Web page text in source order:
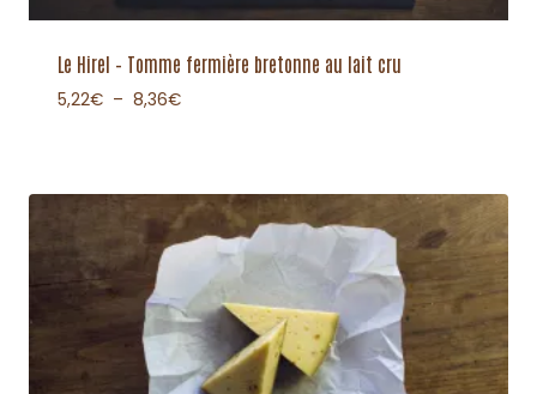
Le Hirel – Tomme fermière bretonne au lait cru
5,22€ – 8,36€